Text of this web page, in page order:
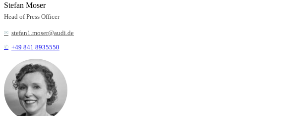
Stefan Moser
Head of Press Officer
stefan1.moser@audi.de
+49 841 8935550